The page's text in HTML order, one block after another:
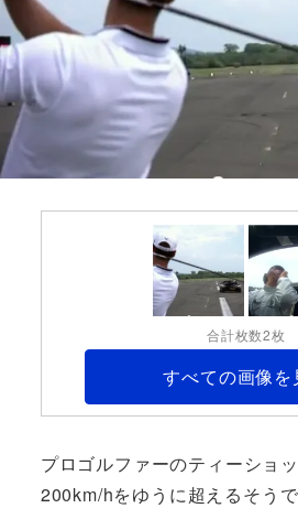
合計枚数2枚
すべての画像を
プロゴルファーのティーショ
200km/hをゆうに超えるそうで